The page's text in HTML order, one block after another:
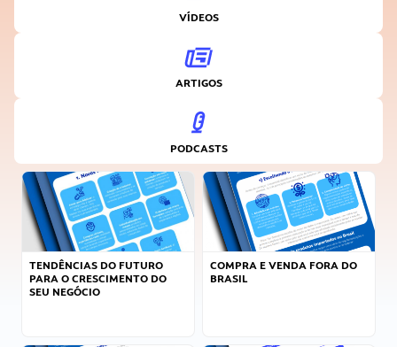
VÍDEOS
ARTIGOS
PODCASTS
TENDÊNCIAS DO FUTURO
PARA O CRESCIMENTO DO
SEU NEGÓCIO
COMPRA E VENDA FORA DO
BRASIL